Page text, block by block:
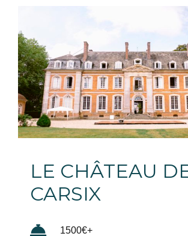
LE CHÂTEAU
CARSIX
1500€+